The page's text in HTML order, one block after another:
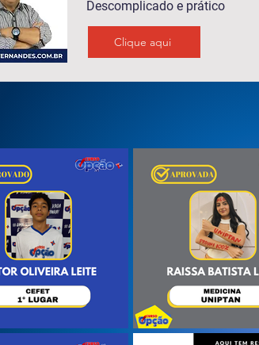
Descomplicado e prático
Clique aqui